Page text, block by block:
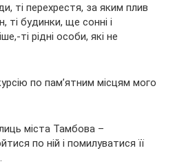
ті перехрестя, за яким плив
ті будинки, ще сонні і
ті рідні особи, які не
по пам’ятним місцям мого
міста Тамбова –
по ній і помилуватися її